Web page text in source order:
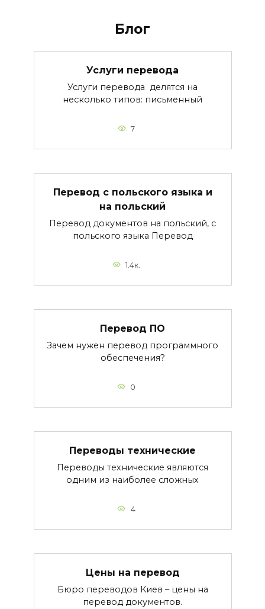
Блог
Услуги перевода
Услуги перевода делятся на
несколько типов: письменный
7
Перевод с польского языка и
на польский
Перевод документов на польский, с
польского языка Перевод
1.4к.
Перевод ПО
Зачем нужен перевод программного
обеспечения?
0
Переводы технические
Переводы технические являются
одним из наиболее сложных
4
Цены на перевод
Бюро переводов Киев – цены на
перевод документов.